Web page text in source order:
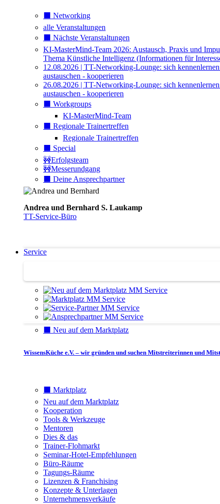
⬛️ Networking
alle Veranstaltungen
⬛️ Nächste Veranstaltungen
KI-MasterMind-Team 2026: Austausch, Praxis und
Thema Künstliche Intelligenz (Informationen für
12.08.2026 | TT-Networking-Lounge: sich
austauschen - kooperieren
26.08.2026 | TT-Networking-Lounge: sich
austauschen - kooperieren
⬛️ Workgroups
KI-MasterMind-Team
⬛️ Regionale Trainertreffen
Regionale Trainertreffen
⬛️ Special
🚧Erfolgsteam
🚧Messerundgang
⬛️ Deine Ansprechpartner
Andrea und Bernhard S. Laukamp
TT-Service-Büro
Service
⬛️ Neu auf dem Marktplatz
WissensKüche e.V. – wir gründen und suchen Mitstreiterinnen und
⬛️ Marktplatz
Neu auf dem Marktplatz
Kooperation
Tools & Werkzeuge
Mentoren
Dies & das
Trainer-Flohmarkt
Seminar-Hotel-Empfehlungen
Büro-Räume
Tagungs-Räume
Lizenzen & Franchising
Konzepte & Unterlagen
Unternehmensverkäufe